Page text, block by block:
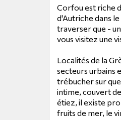
Corfou est riche
d'Autriche dans
traverser que -
vous visitez une
Localités de la
secteurs urbains
trébucher sur
intime, couvert
étiez, il existe
fruits de mer, le